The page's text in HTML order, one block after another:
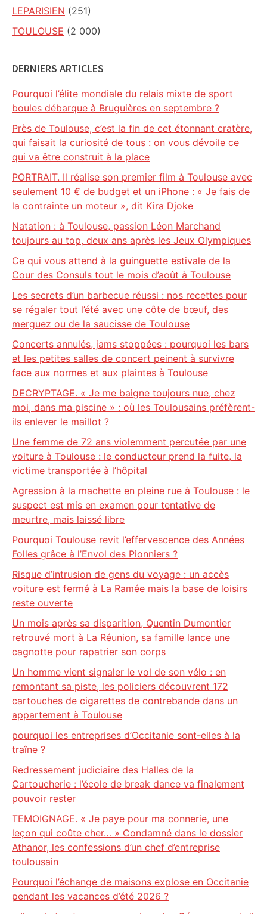
LEPARISIEN (251)
TOULOUSE (2 000)
DERNIERS ARTICLES
Pourquoi l’élite mondiale du relais mixte de sport
boules débarque à Bruguières en septembre ?
Près de Toulouse, c’est la fin de cet étonnant cratère,
qui faisait la curiosité de tous : on vous dévoile ce
qui va être construit à la place
PORTRAIT. Il réalise son premier film à Toulouse avec
seulement 10 € de budget et un iPhone : « Je fais de
la contrainte un moteur », dit Kira Djoke
Natation : à Toulouse, passion Léon Marchand
toujours au top, deux ans après les Jeux Olympiques
Ce qui vous attend à la guinguette estivale de la
Cour des Consuls tout le mois d’août à Toulouse
Les secrets d’un barbecue réussi : nos recettes pour
se régaler tout l’été avec une côte de bœuf, des
merguez ou de la saucisse de Toulouse
Concerts annulés, jams stoppées : pourquoi les bars
et les petites salles de concert peinent à survivre
face aux normes et aux plaintes à Toulouse
DECRYPTAGE. « Je me baigne toujours nue, chez
moi, dans ma piscine » : où les Toulousains préfèrent-
ils enlever le maillot ?
Une femme de 72 ans violemment percutée par une
voiture à Toulouse : le conducteur prend la fuite, la
victime transportée à l’hôpital
Agression à la machette en pleine rue à Toulouse : le
suspect est mis en examen pour tentative de
meurtre, mais laissé libre
Pourquoi Toulouse revit l’effervescence des Années
Folles grâce à l’Envol des Pionniers ?
Risque d’intrusion de gens du voyage : un accès
voiture est fermé à La Ramée mais la base de loisirs
reste ouverte
Un mois après sa disparition, Quentin Dumontier
retrouvé mort à La Réunion, sa famille lance une
cagnotte pour rapatrier son corps
Un homme vient signaler le vol de son vélo : en
remontant sa piste, les policiers découvrent 172
cartouches de cigarettes de contrebande dans un
appartement à Toulouse
pourquoi les entreprises d’Occitanie sont-elles à la
traîne ?
Redressement judiciaire des Halles de la
Cartoucherie : l’école de break dance va finalement
pouvoir rester
TEMOIGNAGE. « Je paye pour ma connerie, une
leçon qui coûte cher… » Condamné dans le dossier
Athanor, les confessions d’un chef d’entreprise
toulousain
Pourquoi l’échange de maisons explose en Occitanie
pendant les vacances d’été 2026 ?